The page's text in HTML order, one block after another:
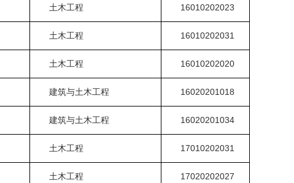
土木工程 16010202023
土木工程 16010202031
土木工程 16010202020
建筑与土木工程 16020201018
建筑与土木工程 16020201034
土木工程 17010202031
土木工程 17020202027